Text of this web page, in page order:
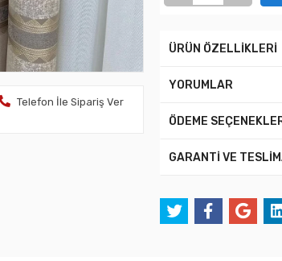
Telefon İle Sipariş Ver
ÜRÜN ÖZELLİKLERİ
YORUMLAR
ÖDEME
GARANTİ VE